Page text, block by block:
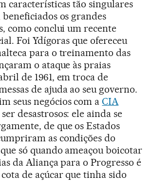
características tão singulares
os grandes
como conclui um recente
Foi Ydígoras que ofereceu
para o treinamento das
o ataque às praias
de 1961, em troca de
de ajuda ao seu governo.
seus negócios com aCIA
desastrosos: ele ainda se
de que os Estados
as condições do
só quando ameaçou boicotar
da Aliança para o Progresso é
de açúcar que tinha sido